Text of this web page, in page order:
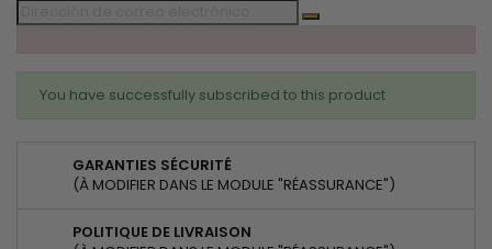
You have successfully subscribed to this product
GARANTIES SÉCURITÉ
(À MODIFIER DANS LE MODULE "RÉASSURANCE")
POLITIQUE DE LIVRAISON